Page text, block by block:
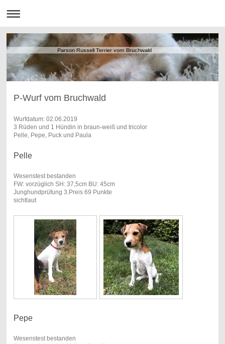
Parson Russell Terrier vom Bruchwald
P-Wurf vom Bruchwald
Wurfdatum: 02.06.2019
3 Rüden und 1 Hündin in braun-weiß und tricolor
Pelle, Pepe, Puck und Paula
Pelle
Wesenstest bestanden
FW: vorzüglich SH: 37,5cm BU: 45cm
Junghundprüfung 3.Preis 69 Punkte
sichtlaut
Pepe
Wesenstest bestanden